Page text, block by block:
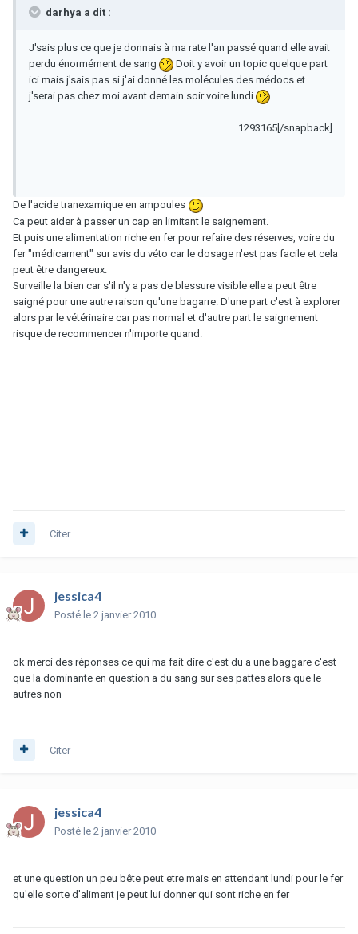
darhya a dit :
J'sais plus ce que je donnais à ma rate l'an passé quand elle avait
perdu énormément de sang
Doit y avoir un topic quelque part
ici mais j'sais pas si j'ai donné les molécules des médocs et
j'serai pas chez moi avant demain soir voire lundi
1293165[/snapback]
De l'acide tranexamique en ampoules
Ca peut aider à passer un cap en limitant le saignement.
Et puis une alimentation riche en fer pour refaire des réserves, voire du
fer "médicament" sur avis du véto car le dosage n'est pas facile et cela
peut être dangereux.
Surveille la bien car s'il n'y a pas de blessure visible elle a peut être
saigné pour une autre raison qu'une bagarre. D'une part c'est à explorer
alors par le vétérinaire car pas normal et d'autre part le saignement
risque de recommencer n'importe quand.
Citer
jessica4
Posté le 2 janvier 2010
ok merci des réponses ce qui ma fait dire c'est du a une baggare c'est
que la dominante en question a du sang sur ses pattes alors que le
autres non
Citer
jessica4
Posté le 2 janvier 2010
et une question un peu bête peut etre mais en attendant lundi pour le fer
qu'elle sorte d'aliment je peut lui donner qui sont riche en fer